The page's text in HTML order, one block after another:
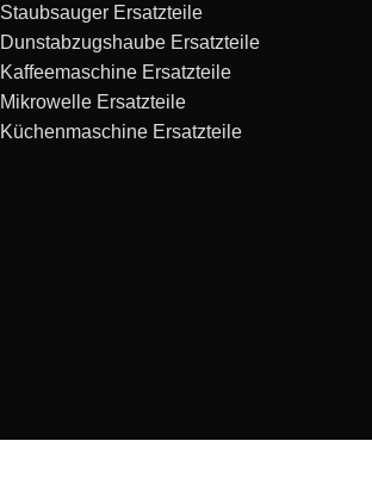
Staubsauger Ersatzteile
Dunstabzugshaube Ersatzteile
Kaffeemaschine Ersatzteile
Mikrowelle Ersatzteile
Küchenmaschine Ersatzteile